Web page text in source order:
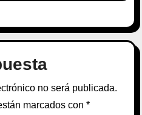
no será publicada.
marcados con *